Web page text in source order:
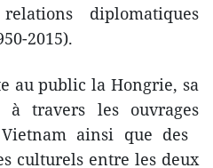
diplomatiques
2015).
au public ​la Hongrie, ​sa
travers les ouvrages
ainsi que des
culturels entre les deux